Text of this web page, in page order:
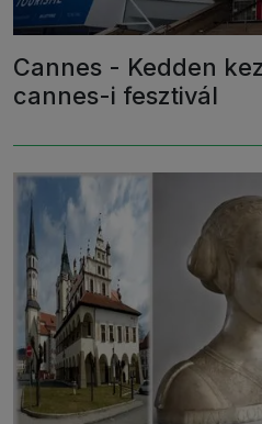
Cannes - Kedden
cannes-i fesztivál